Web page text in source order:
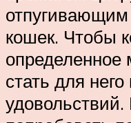
кошек. Чтобы
определенное
стать для